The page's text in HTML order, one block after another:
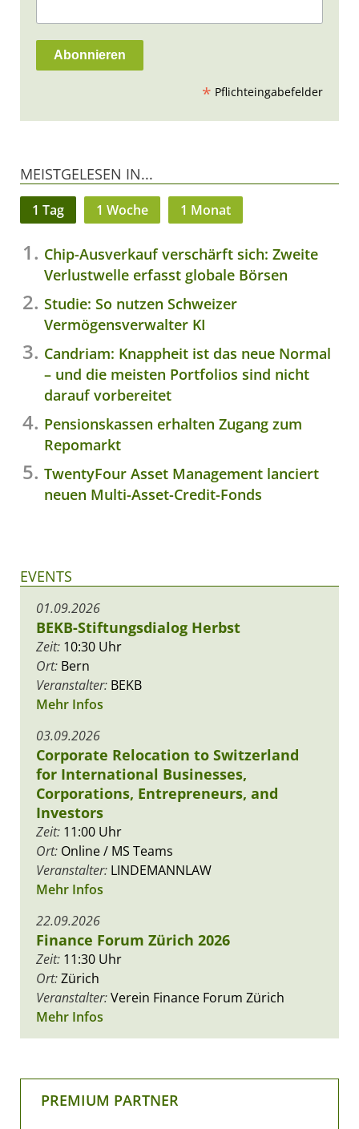
* Pflichteingabefelder
MEISTGELESEN IN...
1 Tag 1 Woche 1 Monat
Chip-Ausverkauf verschärft sich: Zweite
Verlustwelle erfasst globale Börsen
Studie: So nutzen Schweizer
Vermögensverwalter KI
Candriam: Knappheit ist das neue Normal
– und die meisten Portfolios sind nicht
darauf vorbereitet
Pensionskassen erhalten Zugang zum
Repomarkt
TwentyFour Asset Management lanciert
neuen Multi-Asset-Credit-Fonds
EVENTS
01.09.2026
BEKB-Stiftungsdialog Herbst
Zeit: 10:30 Uhr
Ort: Bern
Veranstalter: BEKB
Mehr Infos
03.09.2026
Corporate Relocation to Switzerland
for International Businesses,
Corporations, Entrepreneurs, and
Investors
Zeit: 11:00 Uhr
Ort: Online / MS Teams
Veranstalter: LINDEMANNLAW
Mehr Infos
22.09.2026
Finance Forum Zürich 2026
Zeit: 11:30 Uhr
Ort:Zürich
Veranstalter:Verein Finance Forum Zürich
Mehr Infos
PREMIUM PARTNER